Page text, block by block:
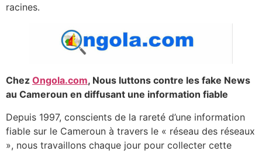
racines.
Chez Ongola.com, Nous luttons contre les fake News
au Cameroun en diffusant une information fiable
Depuis 1997, conscients de la rareté d’une information
fiable sur le Cameroun à travers le « réseau des réseaux
», nous travaillons chaque jour pour collecter cette